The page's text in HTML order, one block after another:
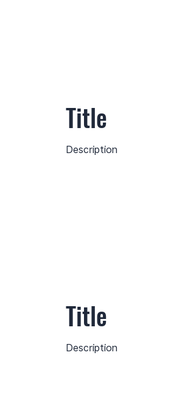
Title
Description
Title
Description